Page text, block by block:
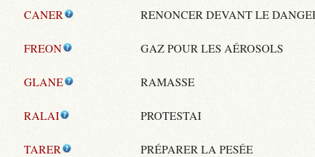
CANER RENONCER DEVANT LE
FREON GAZ POUR LES AÉROSOLS
GLANE RAMASSE
RALAI PROTESTAI
TARER PRÉPARER LA PESÉE